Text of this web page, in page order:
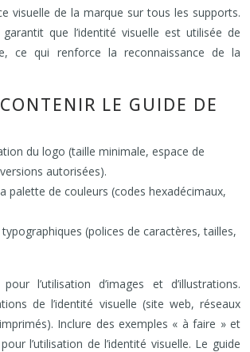
visuelle de la marque sur tous les supports.
que l’identité visuelle est utilisée de
ce qui renforce la reconnaissance de la
LE GUIDE DE
du logo (taille minimale, espace de
autorisées).
palette de couleurs (codes hexadécimaux,
(polices de caractères, tailles,
l’utilisation d’images et d’illustrations.
de l’identité visuelle (site web, réseaux
Inclure des exemples « à faire » et
l’utilisation de l’identité visuelle. Le guide